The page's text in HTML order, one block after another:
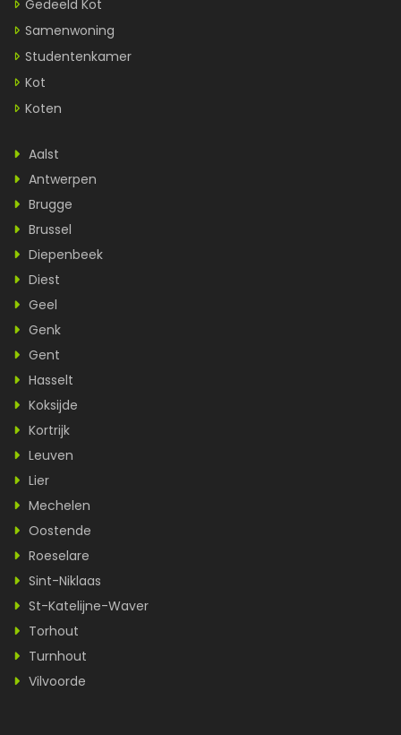
Gedeeld Kot
Samenwoning
Studentenkamer
Kot
Koten
Aalst
Antwerpen
Brugge
Brussel
Diepenbeek
Diest
Geel
Genk
Gent
Hasselt
Koksijde
Kortrijk
Leuven
Lier
Mechelen
Oostende
Roeselare
Sint-Niklaas
St-Katelijne-Waver
Torhout
Turnhout
Vilvoorde